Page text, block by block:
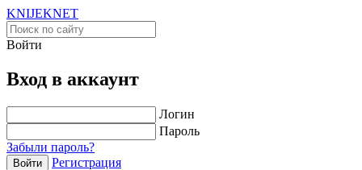
KNIJEKNET
Войти
Вход в аккаунт
Логин
Пароль
Забыли пароль?
Войти
Регистрация